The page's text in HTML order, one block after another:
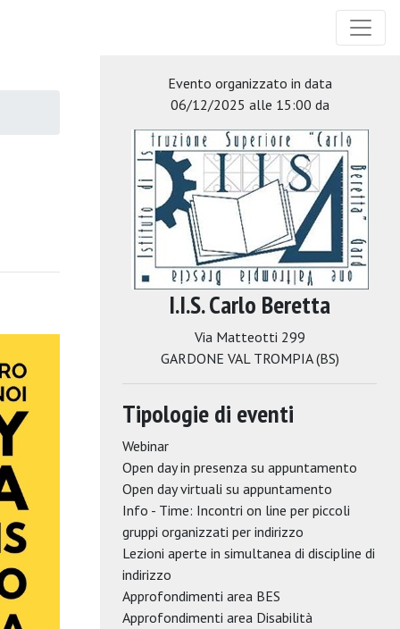
Evento organizzato in data
06/12/2025 alle 15:00 da
I.I.S. Carlo Beretta
Via Matteotti 299
GARDONE VAL TROMPIA (BS)
Tipologie di eventi
Webinar
Open day in presenza su appuntamento
Open day virtuali su appuntamento
Info - Time: Incontri on line per piccoli
gruppi organizzati per indirizzo
Lezioni aperte in simultanea di discipline di
indirizzo
Approfondimenti area BES
Approfondimenti area Disabilità